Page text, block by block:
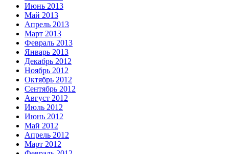
Июнь 2013
Май 2013
Апрель 2013
Март 2013
Февраль 2013
Январь 2013
Декабрь 2012
Ноябрь 2012
Октябрь 2012
Сентябрь 2012
Август 2012
Июль 2012
Июнь 2012
Май 2012
Апрель 2012
Март 2012